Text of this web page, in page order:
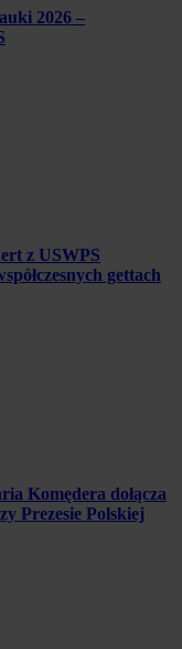
2026 –
z USWPS
gettach
Komędera dołącza
Prezesie Polskiej